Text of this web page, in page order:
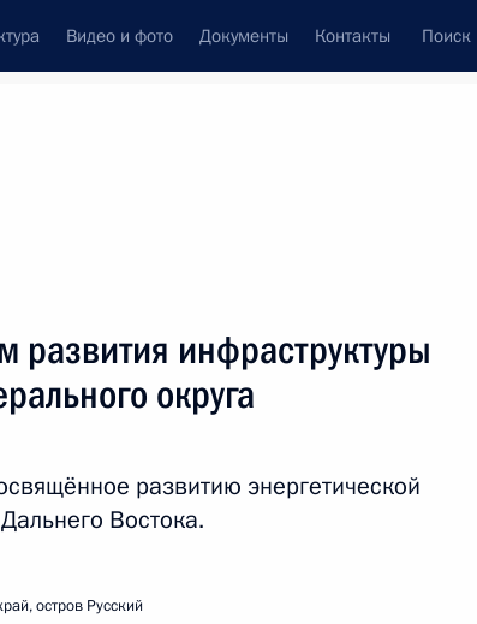
Видео и фото Документы Контакты Поиск
край
осуществляющих
развития инфраструктуры
округа
развитию энергетической
Востока.
остров Русский